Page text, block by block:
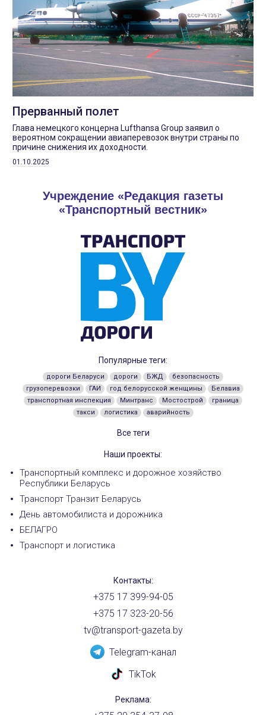
Прерванный полет
Глава немецкого концерна Lufthansa Group заявил о
вероятном сокращении авиаперевозок внутри страны по
причине снижения их доходности.
01.10.2025
Учреждение «Редакция газеты
«Транспортный вестник»
Популярные теги:
дороги Беларуси дороги БЖД
безопасность
грузоперевозки
ГАИ год белорусской женщины
Белавиа
транспортная инспекция
Минтранс Мостострой
граница
такси
логистика аварийность
Все теги
Наши проекты:
Транспортный комплекс и дорожное хозяйство
Республики Беларусь
Транспорт Транзит Беларусь
День автомобилиста и дорожника
БЕЛАГРО
Транспорт и логистика
Контакты:
+375 17 399-94-05
+375 17 323-20-56
tv@transport-gazeta.by
Telegram-канал
TikTok
Реклама: